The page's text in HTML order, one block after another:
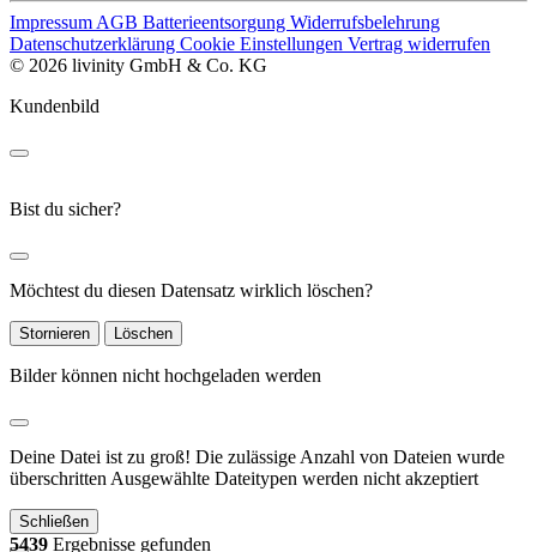
Impressum AGB Batterieentsorgung Widerrufsbelehrung
Datenschutzerklärung Cookie Einstellungen Vertrag widerrufen
© 2026 livinity GmbH & Co. KG
Kundenbild
Bist du sicher?
Möchtest du diesen Datensatz wirklich löschen?
Stornieren Löschen
Bilder können nicht hochgeladen werden
Deine Datei ist zu groß! Die zulässige Anzahl von Dateien wurde
überschritten Ausgewählte Dateitypen werden nicht akzeptiert
Schließen
5439 Ergebnisse gefunden